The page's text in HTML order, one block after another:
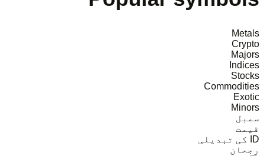
Metals
Crypto
Majors
Indices
Stocks
Commodities
Exotic
Minors
سمبل
قیمت
ID کی تبدیلی
رجحان